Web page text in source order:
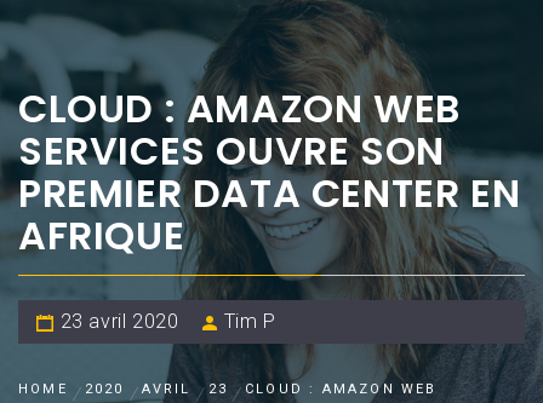
CLOUD : AMAZON WEB
SERVICES OUVRE SON
PREMIER DATA CENTER EN
AFRIQUE
23 avril 2020 Tim P
HOME 2020 AVRIL 23
CLOUD : AMAZON WEB